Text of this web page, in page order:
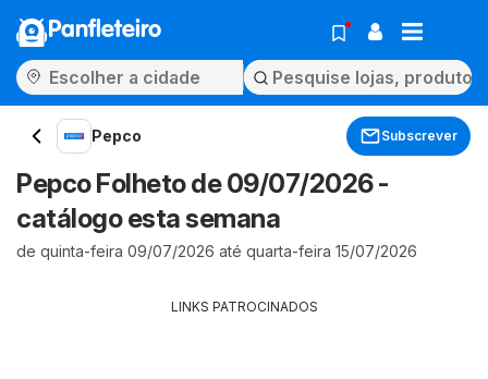
Panfleteiro
Pepco Subscrever
Pepco Folheto de 09/07/2026 -
catálogo esta semana
de quinta-feira 09/07/2026 até quarta-feira 15/07/2026
LINKS PATROCINADOS